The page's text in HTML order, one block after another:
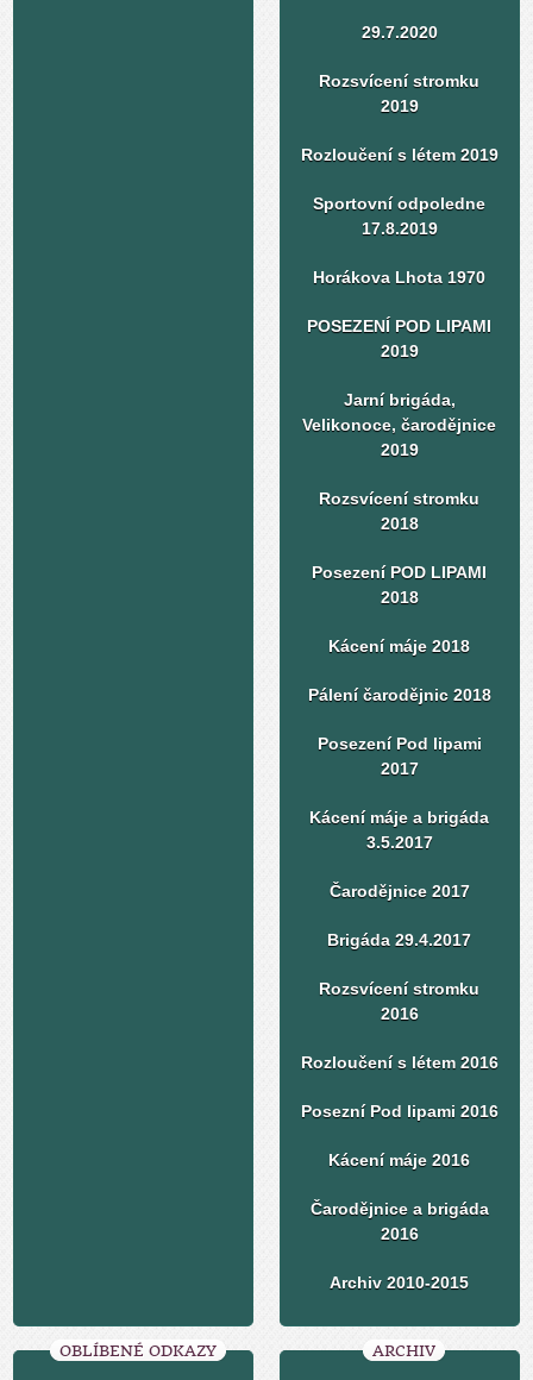
29.7.2020
Rozsvícení stromku
2019
Rozloučení s létem 2019
Sportovní odpoledne
17.8.2019
Horákova Lhota 1970
POSEZENÍ POD LIPAMI
2019
Jarní brigáda,
Velikonoce, čarodějnice
2019
Rozsvícení stromku
2018
Posezení POD LIPAMI
2018
Kácení máje 2018
Pálení čarodějnic 2018
Posezení Pod lipami
2017
Kácení máje a brigáda
3.5.2017
Čarodějnice 2017
Brigáda 29.4.2017
Rozsvícení stromku
2016
Rozloučení s létem 2016
Posezní Pod lipami 2016
Kácení máje 2016
Čarodějnice a brigáda
2016
Archiv 2010-2015
OBLÍBENÉ ODKAZY ARCHIV